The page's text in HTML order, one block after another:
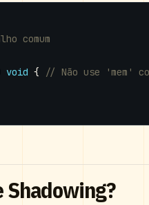
void {
Shadowing?